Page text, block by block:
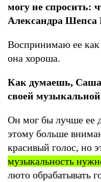
могу не спросить:
Александра Шепса
Воспринимаю ее
она хороша.
Как думаешь, Саша
своей
Он мог бы лучше ее
этому больше
красивый голос, но
музыкальность
люто обрабатывать